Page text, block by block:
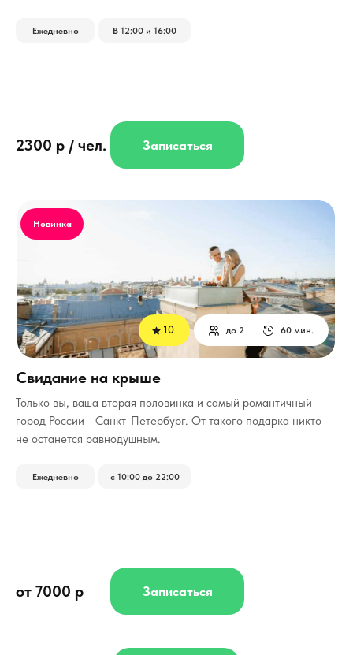
2300 р / чел.
Ежедневно В 12:00 и 16:00
Записаться
Только вы, ваша вторая половинка и самый романтичный
город России - Санкт-Петербург. От такого подарка никто
не останется равнодушным.
от 7000 р
60 мин.
до 2
Ежедневно с 10:00 до 22:00
Новинка
Записаться
Свидание на крыше
10